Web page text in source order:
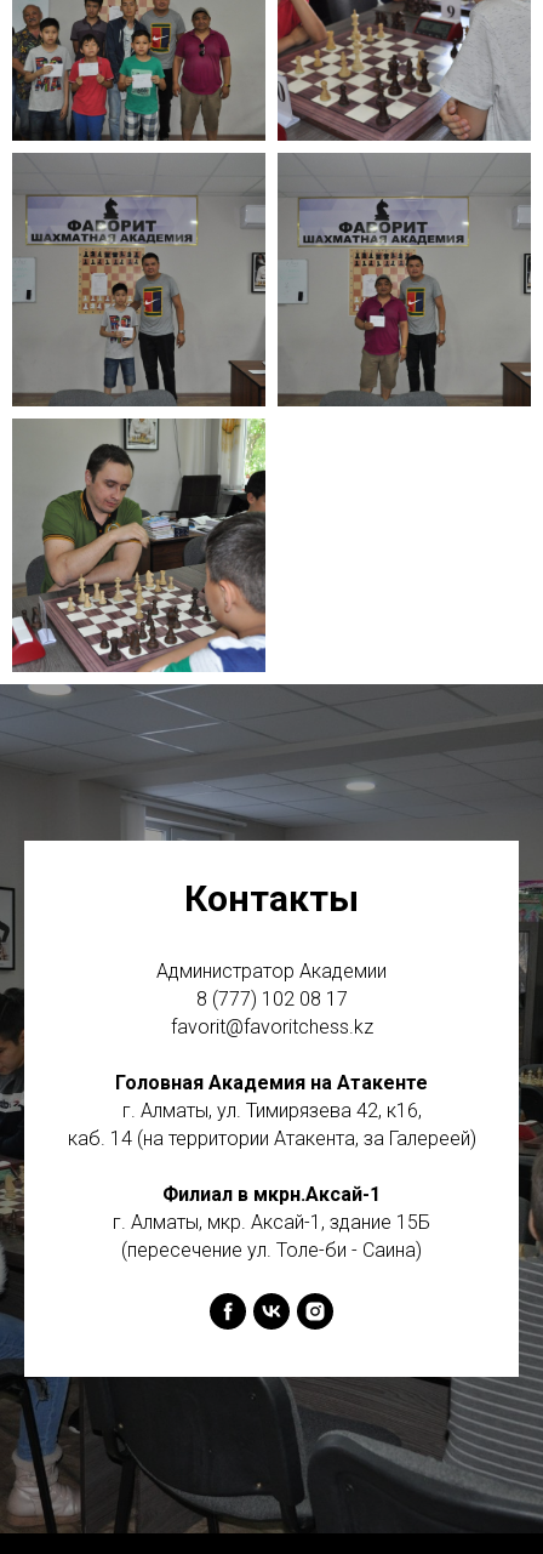
Контакты
Администратор Академии
8 (777) 102 08 17
favorit@favoritchess.kz
Головная Академия на Атакенте
г. Алматы, ул. Тимирязева 42, к16,
каб. 14 (на территории Атакента, за Галереей)
Филиал в мкрн.Аксай-1
г. Алматы, мкр. Аксай-1, здание 15Б
(пересечение ул. Толе-би - Саина)